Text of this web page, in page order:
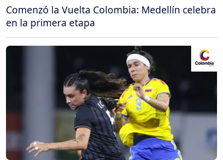
Comenzó la Vuelta Colombia: Medellín celebra
en la primera etapa